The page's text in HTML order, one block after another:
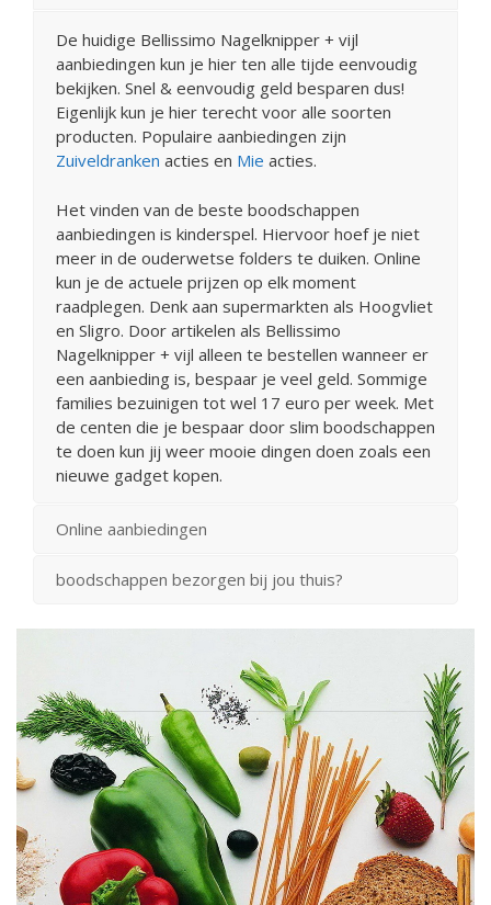
De huidige Bellissimo Nagelknipper + vijl
aanbiedingen kun je hier ten alle tijde eenvoudig
bekijken. Snel & eenvoudig geld besparen dus!
Eigenlijk kun je hier terecht voor alle soorten
producten. Populaire aanbiedingen zijn
Zuiveldranken acties en Mie acties.
Het vinden van de beste boodschappen
aanbiedingen is kinderspel. Hiervoor hoef je niet
meer in de ouderwetse folders te duiken. Online
kun je de actuele prijzen op elk moment
raadplegen. Denk aan supermarkten als Hoogvliet
en Sligro. Door artikelen als Bellissimo
Nagelknipper + vijl alleen te bestellen wanneer er
een aanbieding is, bespaar je veel geld. Sommige
families bezuinigen tot wel 17 euro per week. Met
de centen die je bespaar door slim boodschappen
te doen kun jij weer mooie dingen doen zoals een
nieuwe gadget kopen.
Online aanbiedingen
boodschappen bezorgen bij jou thuis?